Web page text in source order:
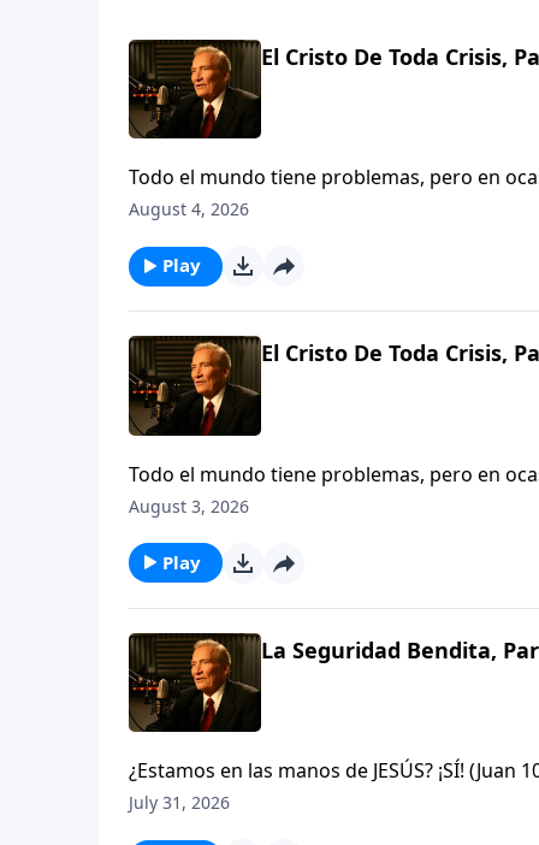
El Cristo De Toda Crisis,
Todo el mundo tiene problemas, pero en
tambaleándose, impotente, incluso
August 4, 2026
Play
El Cristo De Toda Crisis,
Todo el mundo tiene problemas, pero en
tambaleándose, impotente, incluso
August 3, 2026
Play
La Seguridad Bendita,
¿Estamos en las manos de JESÚS? ¡SÍ!
arrebatados de éstas? ¡Nunca Jamás! si
July 31, 2026